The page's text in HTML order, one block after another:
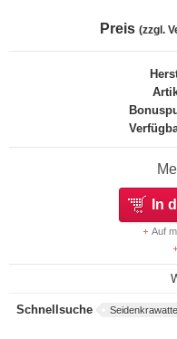
Preis (zzgl.
In
Auf
Schnellsuche Seidenkrawatte